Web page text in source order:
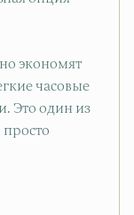
экономят
часовые
Это один из
просто